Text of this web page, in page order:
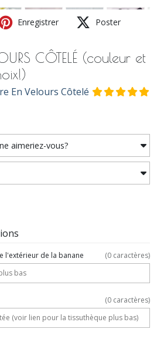
Enregistrer Poster
CÔTELÉ (couleur et
En Velours Côtelé
l'extérieur de la banane (0 caractères)
(0 caractères)